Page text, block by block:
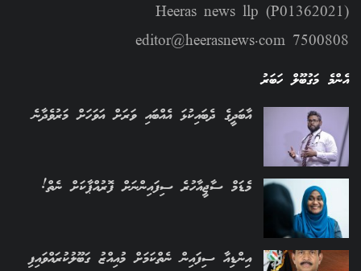
Heeras news llp (P01362021)
editor@heerasnews.com 7500808
އެންމެ މަގުބޫލް ހަބަރު
އާބަދީގެ ދެބައިކުޅަ އެއްބައި ވަރަށް އަވަހަށް މަރުވެދާނެ
މެޑަމް ސާޖީއާހުރެ ސިފައިންނަށް ފޮރުއްޕާކަށް ނެތް!
އިންޑިއާ ސިފައިން ނެތްކަމަށް މުއިއްޒު ގަބޫލުކުރައްވައިފި